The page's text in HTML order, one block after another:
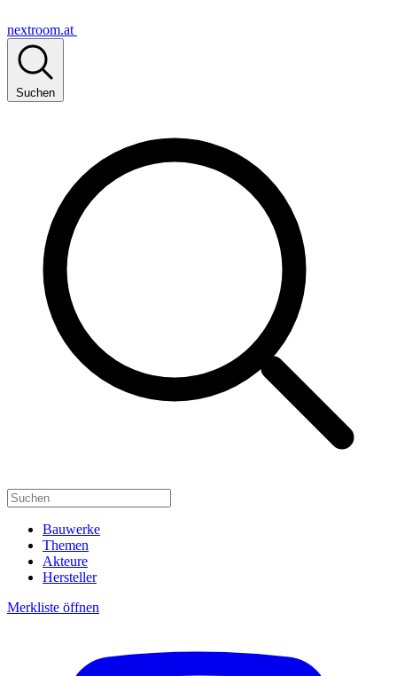
nextroom.at
Suchen
Bauwerke
Themen
Akteure
Hersteller
Merkliste öffnen